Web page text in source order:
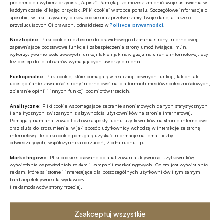
preferencje i wybierz przycisk „Zapisz”. Pamiętaj, że możesz zmienić swoje ustawienia w
każdym czasie klikając przycisk „Pliki cookie” w stopce portalu. Szczegółowe informacje o
sposobie, w jaki używamy plików cookie oraz przetwarzamy Twoje dane, a także o
przysługujących Ci prawach, odnajdziesz wPolityce prywatności
Niezbędne: Pliki cookie niezbędne do prawidłowego działania strony internetowej,
zapewniające podstawowe funkcje i zabezpieczenia strony umożliwiające, m.in.
wykorzystywanie podstawowych funkcji takich jak nawigacja na stronie internetowej, czy
tez dostęp do jej obszarów wymagających uwierzytelnienia.
Funkcjonalne: Pliki cookie, które pomagają w realizacji pewnych funkcji, takich jak
udostępnianie zawartości strony internetowej na platformach mediów społecznościowych,
zbieranie opinii i innych funkcji podmiotów trzecich.
Analityczne: Pliki cookie wspomagające zebranie anonimowych danych statystycznych
i analitycznych związanych z aktywnością użytkowników na stronie internetowej.
Pomagają nam analizować liczbowe aspekty ruchu użytkowników na stronie internetowej
oraz służą do zrozumienia, w jaki sposób użytkownicy wchodzą w interakcje ze stroną
internetową. Te pliki cookie pomagają uzyskać informacje na temat liczby
odwiedzających, współczynnika odrzuceń, źródła ruchu itp.
Marketingowe: Pliki cookie stosowane do analizowania aktywności użytkowników,
wyświetlania odpowiednich reklam i kampanii marketingowych. Celem jest wyświetlanie
reklam, które są istotne i interesujące dla poszczególnych użytkowników i tym samym
bardziej efektywne dla wydawców
i reklamodawców strony trzeciej.
Zaakceptuj wszystkie
zarabiając nawet więcej niż średnia krajowa. Chodzi o
dofinansowanie w przeciętnej wysokości około 300 złotych
średnio 54 tysiące złotych na beneficjenta.
Nieruchomości
17.05.2019 13:26
Mieszkanie Plus: więcej najemców
skorzysta z dopłat do czynszów
Nowelizacja ustawy o KZN uchwalona w czwartek przez
Sejm, wprowadzi także korzystne zmiany w programie
Mieszkanie na Start. Po wejściu w życie nowych przepisów
dopłaty do czynszów będę przysługiwały większej liczbie
najemców.
Nieruchomości
23.07.2018 09:05
Specustawa mieszkaniowa trafiła
Ustawa o ułatwieniach w realizacji inwestycji
mieszkaniowych tzw. specustawa mieszkaniowa po
przyjęciu przez Sejm jest rozpatrywana przez Senat,
podało Ministerstwo Inwestycji i Rozwoju (MIiR).
Najważniejsze rozwiązania to skrócenie przygotowania